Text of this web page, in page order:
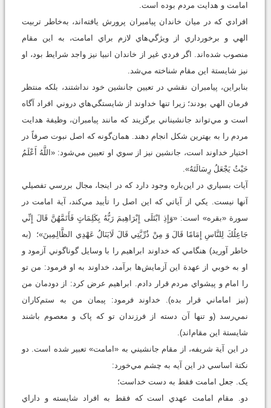
امامت و هدايت مردم بوده است.
افرادي که در ميان خاندان پيامبران پرورش يافته‌اند، به‌خاطر تربيت
الهي و برخورداري از ويژگي‌هاي لازم براي امامت، به اين مقام
منصوب شده‌اند. اگر فردي غير از خاندان انبيا نيز واجد شرايط بود، او
نيز شايستة اين مقام شناخته مي‌شد.
بنابراين، پيامبران نقشي در تعيين جانشين خود نداشتند، بلکه منتظر
فرمان الهي بودند؛ زيرا تنها خداوند از شايستگي‌هاي دروني افراد آگاه
است و مي‌تواند جانشيناني برگزيند که مانند پيامبران، وظيفة هدايت
مردم را به بهترين شکل انجام دهند. همان‌گونه که اصل نبوت صرفاً در
اختيار خداوند است، جانشين نيز از سوي او تعيين مي‌شود: «اللَّهُ أَعْلَمُ
حَيْثُ يَجْعَلُ رِسَالَتَهُ».
آيات بسياري در اين‌باره وجود دارد که در اينجا، مجال بررسي تفصيلي
آنها نيست. يکي از آياتي که اين اصل را تأييد مي‌کند، آية امامت در
سورة «بقره» است: «وَإِذِ ابْتَلَى إِبْرَاهِيمَ رَبُّهُ بِكَلِمَاتٍ فَأَتَمَّهُنَّ قَالَ إِنِّي
جَاعِلُكَ لِلنَّاسِ إِمَامًا قَالَ وَ مِنْ ذُرِّيَّتِي قَالَ لَايَنَالُ عَهْدِي الظَّالِمِينَ»؛ (به
خاطر آوريد) هنگامي که خداوند ابراهيم را با وسايل گوناگوني آزمود و
او به خوبي از عهدة اين آزمايش‌ها برآمد، خداوند به او فرمود: من تو
را امام و پيشواي مردم قرار دادم. ابراهيم عرض کرد: از دودمان من
(نيز اماماني قرار بده). خداوند فرمود: پيمان من به ستم‌کاران
نمي‌رسد (و تنها آن دسته از فرزندان تو که پاک و معصوم باشند
شايستة اين مقام‌اند).
در اين آية شريفه، از مقام جانشيني به «امامت» تعبير شده است. دو
نکتة اساسي در اين آيه به چشم مي‌خورد:
يک. جعل امامت فقط به دست خداست؛
دو. مقام امامت عهدي است که فقط به افراد شايسته و داراي